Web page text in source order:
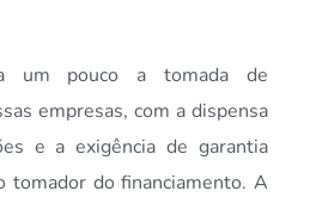
um pouco a tomada de
empresas, com a dispensa
e a exigência de garantia
tomador do financiamento. A